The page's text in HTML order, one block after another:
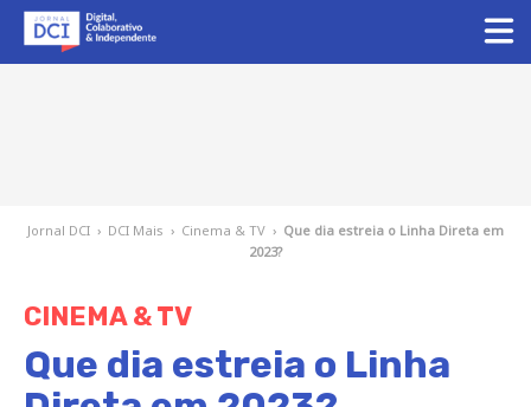
Jornal DCI › DCI Mais › Cinema & TV › Que dia estreia o Linha Direta em
2023?
CINEMA & TV
Que dia estreia o Linha